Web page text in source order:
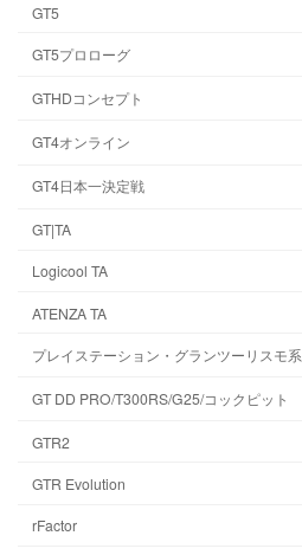
GT5
GT5プロローグ
GTHDコンセプト
GT4オンライン
GT4日本一決定戦
GT|TA
Logicool TA
ATENZA TA
プレイステーション・グランツーリスモ
GT DD PRO/T300RS/G25/コックピット
GTR2
GTR Evolution
rFactor